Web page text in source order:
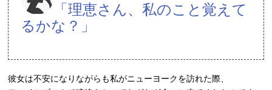
「理恵さん、私のこと覚えて
るかな？」
彼女は不安になりながらも私がニューヨークを訪れた際、